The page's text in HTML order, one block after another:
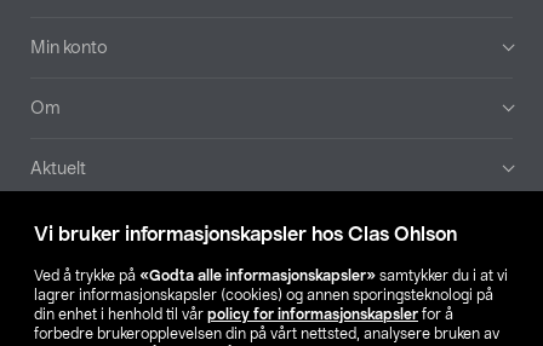
Vi bruker informasjonskapsler hos Clas Ohlson
Ved å trykke på «Godta alle informasjonskapsler» samtykker du i at vi
lagrer informasjonskapsler (cookies) og annen sporingsteknologi på
din enhet i henhold til vår policy for informasjonskapsler for å
forbedre brukeropplevelsen din på vårt nettsted, analysere bruken av
Min konto
Om
Aktuelt
Våre selskaper
Finn din butikk